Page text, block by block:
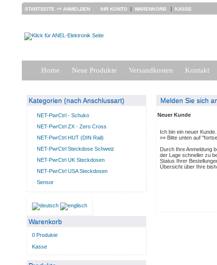
STARTSEITE ⇒ ANMELDEN IHR KONTO | WARENKORB | KASSE
Home Neue Produkte Versandkosten Kontakt
Kategorien (nach Anschlussart)
NET-PwrCtrl - Schuko
NET-PwrCtrl ZX - Zero Cross
NET-PwrCtrl HUT (DIN Rail)
NET-PwrCtrl Steckdose Schweiz
NET-PwrCtrl UK Steckdosen
NET-PwrCtrl USA Steckdosen
Sensor
Warenkorb
0 Produkte
Kasse
Melden Sie sich
Neuer Kunde
Ich bin ein neuer Kunde.
»» Bitte unten auf
Durch Ihre Anmeldung
der Lage schneller zu
Status Ihrer
Übersicht über Ihre